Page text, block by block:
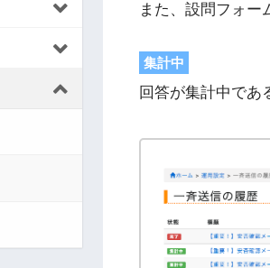
また、設問フォー
集計中
回答が集計中であ